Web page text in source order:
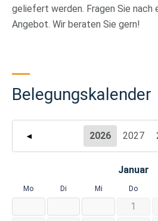
geliefert werden. Fragen Sie nach
Angebot. Wir beraten Sie gern!
Belegungskalender
◄ 2026 2027
Januar
Mo Di Mi Do
1